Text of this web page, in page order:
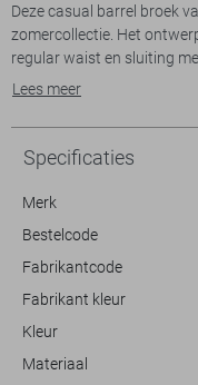
Deze casual barrel broek
zomercollectie. Het
regular waist en sluiting
katoen, biedt deze broek
uitstraling die eenvoudig
stijlen.
Dankzij de stijlvolle barrel
als een eigentijdse look.
toevoegen. Of je nu een
lunchafspraak hebt, deze
zomerse gelegenheid.
Lees meer
Specificaties
Merk
Bestelcode
Fabrikantcode
Fabrikant kleur
Kleur
Materiaal